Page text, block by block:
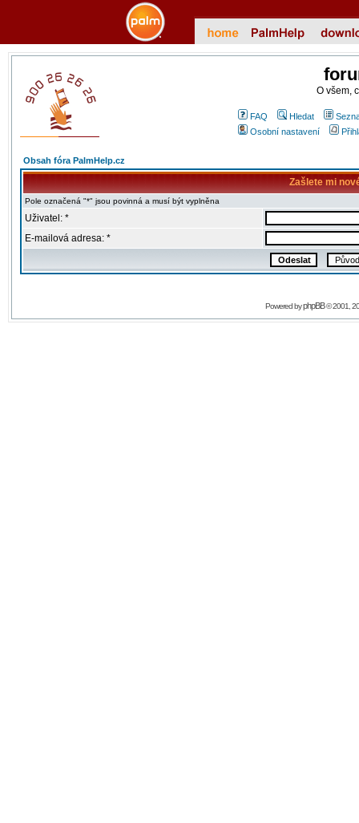
O všem,
FAQ Hledat
Osobní nastavení
Obsah fóra PalmHelp.cz
Zašlete mi
Pole označená "*" jsou povinná a musí být vyplněna
Uživatel: *
E-mailová adresa: *
Powered byphpBB© 2001,